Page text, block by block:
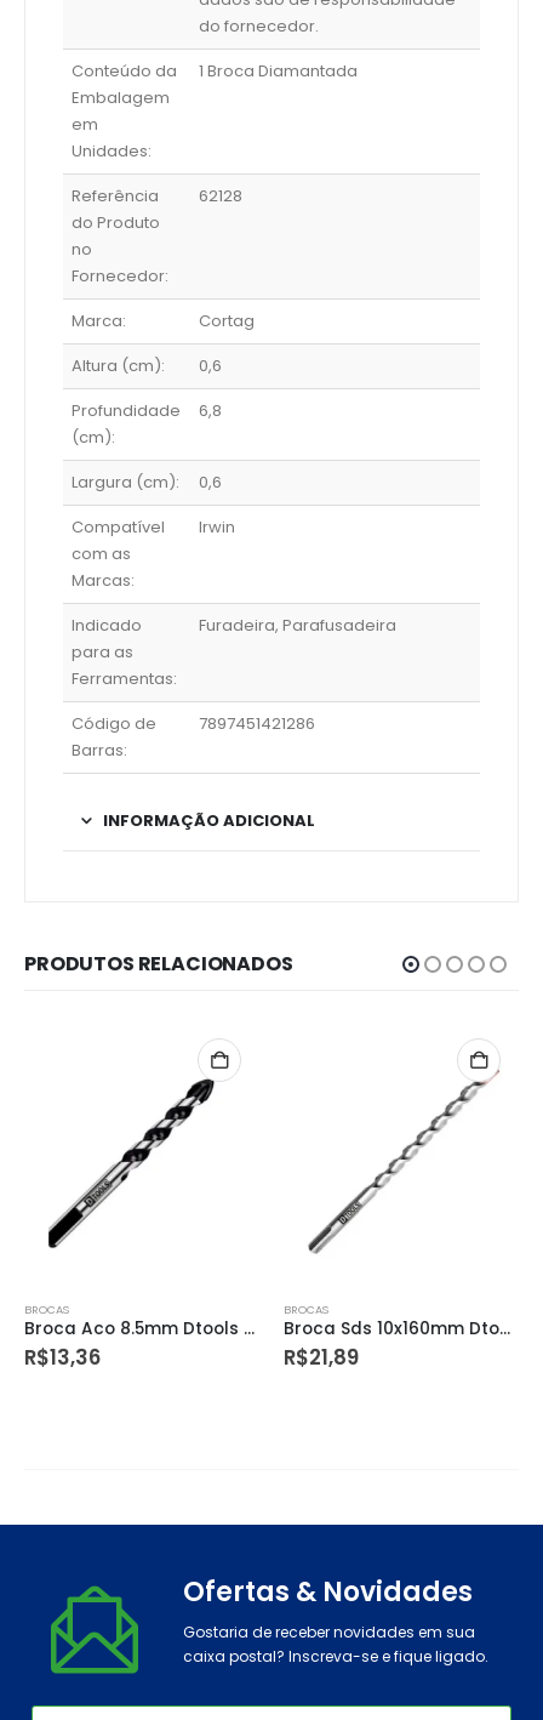
do fornecedor.
Conteúdo da
Embalagem
em
Unidades:
1 Broca Diamantada
Referência
do Produto
no
Fornecedor:
62128
Marca:
Cortag
Altura (cm):
0,6
Profundidade
(cm):
6,8
Largura (cm):
0,6
Compatível
com as
Marcas:
Irwin
Indicado
para as
Ferramentas:
Furadeira, Parafusadeira
Código de
Barras:
7897451421286
INFORMAÇÃO ADICIONAL
PRODUTOS RELACIONADOS
BROCAS
Broca Aco 8.5mm Dtools – 11857
R$13,36
BROCAS
Broca Sds 10x160mm Dtools – 13810
R$21,89
Ofertas & Novidades
Gostaria de receber novidades em sua
caixa postal? Inscreva-se e fique ligado.